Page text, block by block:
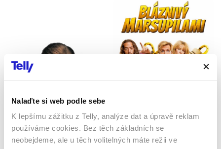
Nalaďte si web podle sebe
K lepšímu zážitku z Telly, analýze dat a úpravě reklam
používáme cookies. Bez těch základních se
neobejdeme, ale u těch volitelných máte režii ve
Lhář, lhář
1997 | USA | 83 min
Filmy / Komedie
2025 | 10 min
Filmy / Dobrodružné /
Komedie